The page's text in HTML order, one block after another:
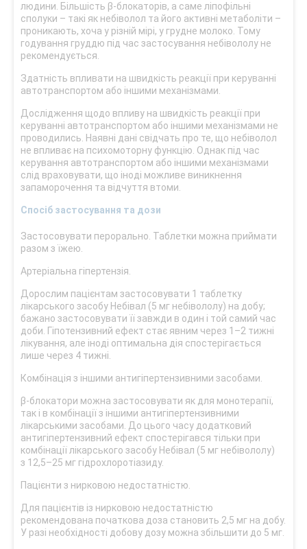
людини. Більшість β-блокаторів, а саме ліпофільні
сполуки – такі як небіволол та його активні метаболіти –
проникають, хоча у різній мірі, у грудне молоко. Тому
годування груддю під час застосування небівололу не
рекомендується.
Здатність впливати на швидкість реакції при керуванні
автотранспортом або іншими механізмами.
Дослідження щодо впливу на швидкість реакції при
керуванні автотранспортом або іншими механізмами не
проводились. Наявні дані свідчать про те, що небіволол
не впливає на психомоторну функцію. Однак під час
керування автотранспортом або іншими механізмами
слід враховувати, що іноді можливе виникнення
запаморочення та відчуття втоми.
Спосіб застосування та дози
Застосовувати перорально. Таблетки можна приймати
разом з їжею.
Артеріальна гіпертензія.
Дорослим пацієнтам застосовувати 1 таблетку
лікарського засобу Небівал (5 мг небівололу) на добу;
бажано застосовувати її завжди в один і той самий час
доби. Гіпотензивний ефект стає явним через 1–2 тижні
лікування, але іноді оптимальна дія спостерігається
лише через 4 тижні.
Комбінація з іншими антигіпертензивними засобами.
β-блокатори можна застосовувати як для монотерапії,
так і в комбінації з іншими антигіпертензивними
лікарськими засобами. До цього часу додатковий
антигіпертензивний ефект спостерігався тільки при
комбінації лікарського засобу Небівал (5 мг небівололу)
з 12,5–25 мг гідрохлоротіазиду.
Пацієнти з нирковою недостатністю.
Для пацієнтів із нирковою недостатністю
рекомендована початкова доза становить 2,5 мг на добу.
У разі необхідності добову дозу можна збільшити до 5 мг.